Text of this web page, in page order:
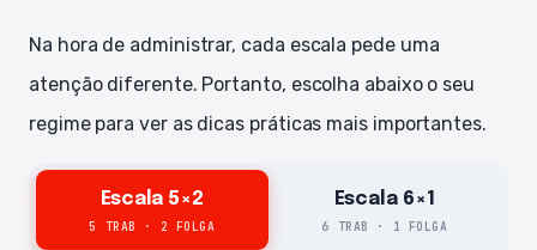
Na hora de administrar, cada escala pede uma
atenção diferente. Portanto, escolha abaixo o seu
regime para ver as dicas práticas mais importantes.
Escala 5×2
5 TRAB · 2 FOLGA
Escala 6×1
6 TRAB · 1 FOLGA